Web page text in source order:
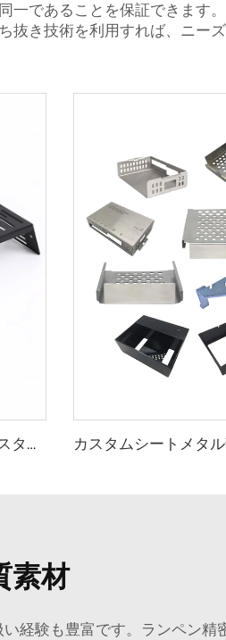
一であることを保証できます
抜き技術を利用すれば、ニー
カスタムスタンピング部品 シートメタルスタンピング メタル加工スタンピング部品
素材
経験も豊富です。ランペン精